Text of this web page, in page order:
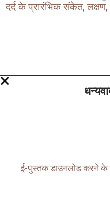
दर्द के प्रारंभिक संकेत,
ई-पुस्तक डाउनलोड करने के